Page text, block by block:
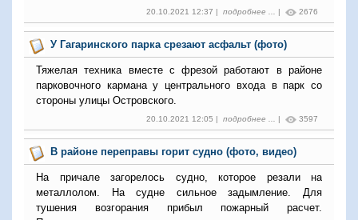
20.10.2021 12:37 | подробнее ... | 2676
У Гагаринского парка срезают асфальт (фото)
Тяжелая техника вместе с фрезой работают в районе
парковочного кармана у центрального входа в парк со
стороны улицы Островского.
20.10.2021 12:05 | подробнее ... | 3597
В районе переправы горит судно (фото, видео)
На причале загорелось судно, которое резали на
металлолом. На судне сильное задымление. Для
тушения возгорания прибыл пожарный расчет.